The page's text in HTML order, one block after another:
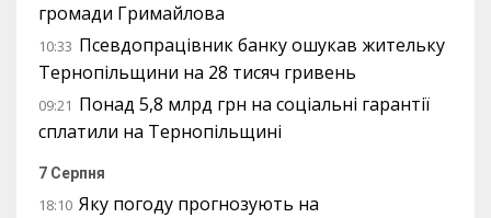
громади Гримайлова
10:33 Псевдопрацівник банку ошукав жительку
Тернопільщини на 28 тисяч гривень
09:21 Понад 5,8 млрд грн на соціальні гарантії
сплатили на Тернопільщині
7 Серпня
18:10 Яку погоду прогнозують на